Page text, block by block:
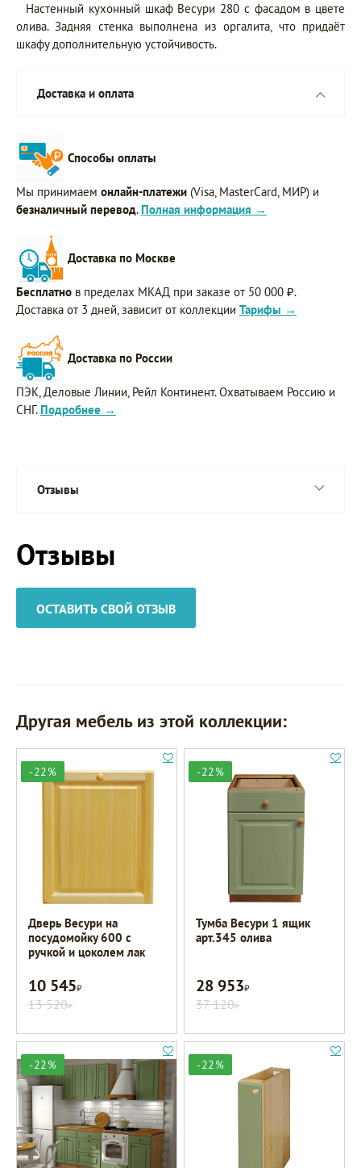
Настенный кухонный шкаф Весури 280 с фасадом в цвете
олива. Задняя стенка выполнена из оргалита, что придаёт
шкафу дополнительную устойчивость.
Доставка и оплата
Способы оплаты
Мы принимаем онлайн-платежи (Visa, MasterCard, МИР) и
безналичный перевод. Полная информация →
Доставка по Москве
Бесплатно в пределах МКАД при заказе от 50 000 ₽.
Доставка от 3 дней, зависит от коллекции Тарифы →
Доставка по России
ПЭК, Деловые Линии, Рейл Континент. Охватываем Россию и
СНГ. Подробнее →
Отзывы
Отзывы
ОСТАВИТЬ СВОЙ ОТЗЫВ
Другая мебель из этой коллекции:
-22%
Дверь Весури на
посудомойку 600 с
ручкой и цоколем лак
10 545Р
13 520Р
-22%
Тумба Весури 1 ящик
арт.345 олива
28 953Р
37 120Р
-22% -22%